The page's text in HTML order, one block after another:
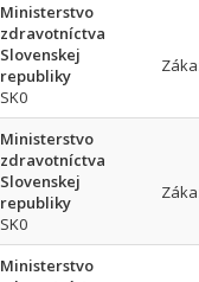
Ministerstvo
zdravotníctva
Slovenskej
republiky
SK0
Ministerstvo
zdravotníctva
Slovenskej
republiky
SK0
Ministerstvo